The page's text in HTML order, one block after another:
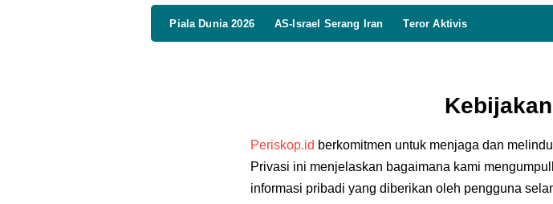
Piala Dunia 2026 AS-Israel Serang Iran Teror Aktivis
Periskop.id berkomitmen untuk menjaga dan
Privasi ini menjelaskan bagaimana kami
informasi pribadi yang diberikan oleh pengguna